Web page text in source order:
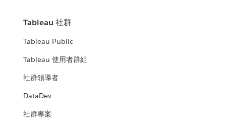
Tableau 社群
Tableau Public
Tableau 使用者群組
社群領導者
DataDev
社群專案